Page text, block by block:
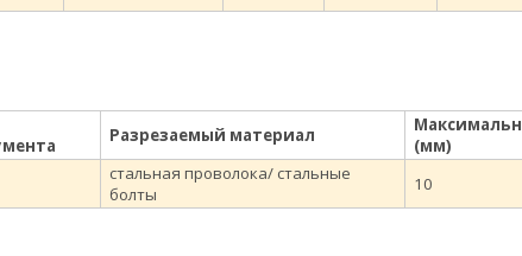
Разрезаемый материал
(мм)
стальная проволока/ стальные
болты
10